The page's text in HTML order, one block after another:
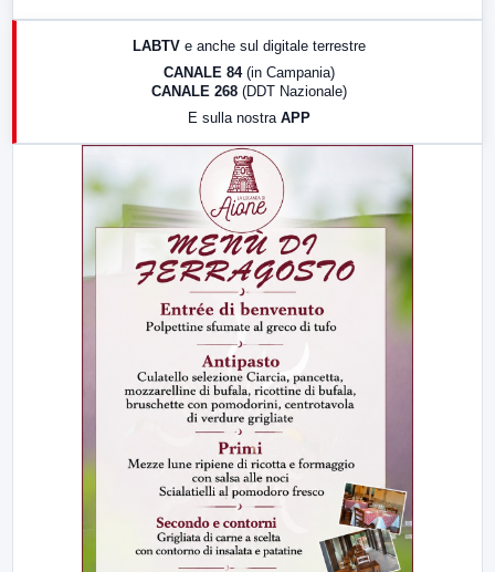
17:00 LabNews (replica)
LABTV e anche sul digitale terrestre
CANALE 84 (in Campania)
CANALE 268 (DDT Nazionale)
E sulla nostra APP